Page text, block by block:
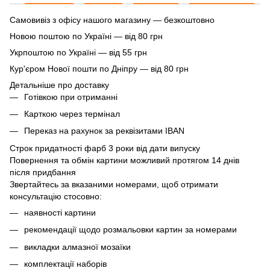
Самовивіз з офісу нашого магазину — безкоштовно
Новою поштою по Україні — від 80 грн
Укрпоштою по Україні — від 55 грн
Кур'єром Нової пошти по Дніпру — від 80 грн
Детальніше про доставку
Готівкою при отриманні
Карткою через термінал
Переказ на рахунок за реквізитами IBAN
Строк придатності фарб 3 роки від дати випуску
Повернення та обмін картини можливий протягом 14 днів
після придбання
Звертайтесь за вказаними номерами, щоб отримати
консультацію стосовно:
наявності картини
рекомендації щодо розмальовки картин за номерами
викладки алмазної мозаїки
комплектації наборів